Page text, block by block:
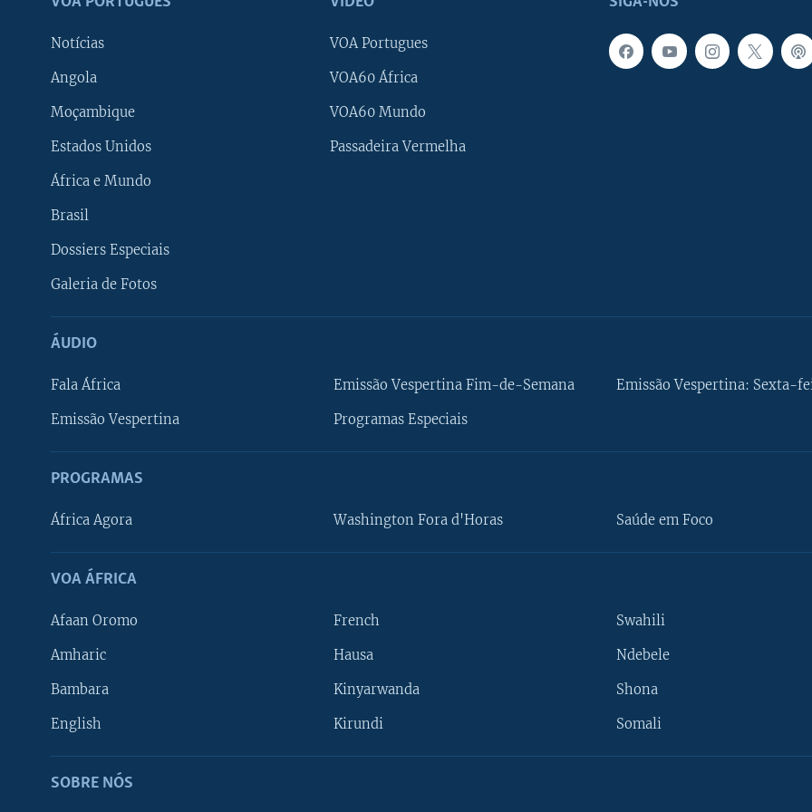
Notícias
Angola
Moçambique
Estados Unidos
África e Mundo
Brasil
Dossiers Especiais
Galeria de Fotos
VOA Portugues
VOA60 África
VOA60 Mundo
Passadeira Vermelha
ÁUDIO
Fala África
Emissão Vespertina
Emissão Vespertina Fim-de-Semana
Programas Especiais
Emissão Vespertina: Sexta-
PROGRAMAS
África Agora Washington Fora d'Horas Saúde em Foco
VOA ÁFRICA
Afaan Oromo
Amharic
Bambara
English
French
Hausa
Kinyarwanda
Kirundi
Swahili
Ndebele
Shona
Somali
SOBRE NÓS